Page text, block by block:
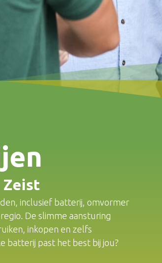
Zeist
inclusief batterij, omvormer
De slimme aansturing
inkopen en zelfs
batterij past het best bij jou?